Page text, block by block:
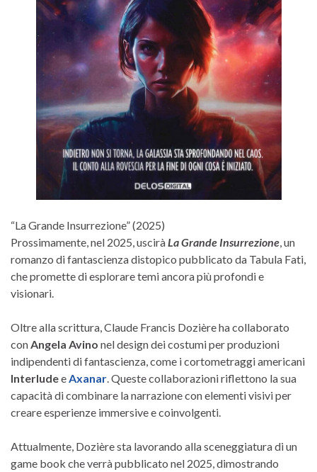
“La Grande Insurrezione” (2025)
Prossimamente, nel 2025, uscirà La Grande Insurrezione , un
romanzo di fantascienza distopico pubblicato da Tabula Fati,
che promette di esplorare temi ancora più profondi e
visionari.
Oltre alla scrittura, Claude Francis Dozière ha collaborato
con Angela Avino nel design dei costumi per produzioni
indipendenti di fantascienza, come i cortometraggi americani
Interludee Axanar . Queste collaborazioni riflettono la sua
capacità di combinare la narrazione con elementi visivi per
creare esperienze immersive e coinvolgenti.
Attualmente, Dozière sta lavorando alla sceneggiatura di un
game book che verrà pubblicato nel 2025, dimostrando